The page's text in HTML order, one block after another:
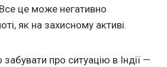
це може негативно
як на захисному активі.
забувати про ситуацію в Індії —